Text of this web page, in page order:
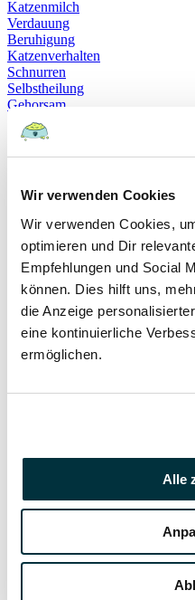
Wir verwenden Cookies
Wir verwenden Cookies,
optimieren und Dir
Empfehlungen und Social
können. Dies hilft uns,
die Anzeige
eine kontinuierliche
ermöglichen.
Alle
Katzenmilch
Verdauung
Beruhigung
Katzenverhalten
Schnurren
Selbstheilung
Gehorsam
Hundeerziehung
Hundeführerschein
Prüfung
Bloodhound
Hundesport
Rettungshund
Schäferhund
Schweißhund
Niesen
Hepatitis
Impfen
Leptospirose
Staupe
Kälte
Leinenführigkeit
Leinenpflicht
Schlaf